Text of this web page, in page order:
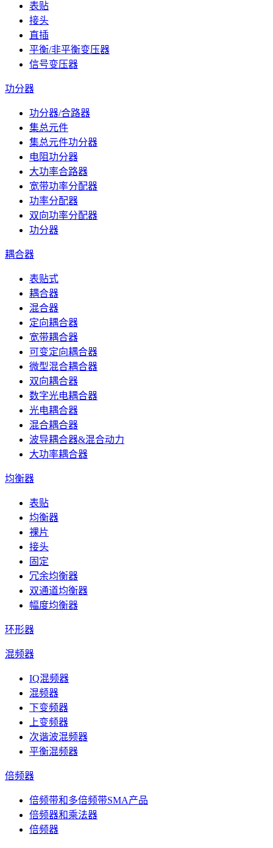
表贴
接头
直插
平衡/非平衡变压器
信号变压器
功分器
功分器/合路器
集总元件
集总元件功分器
电阻功分器
大功率合路器
宽带功率分配器
功率分配器
双向功率分配器
功分器
耦合器
表贴式
耦合器
混合器
定向耦合器
宽带耦合器
可变定向耦合器
微型混合耦合器
双向耦合器
数字光电耦合器
光电耦合器
混合耦合器
波导耦合器&混合动力
大功率耦合器
均衡器
表贴
均衡器
裸片
接头
固定
冗余均衡器
双通道均衡器
幅度均衡器
环形器
混频器
IQ混频器
混频器
下变频器
上变频器
次谐波混频器
平衡混频器
倍频器
倍频带和多倍频带SMA产品
倍频器和乘法器
倍频器